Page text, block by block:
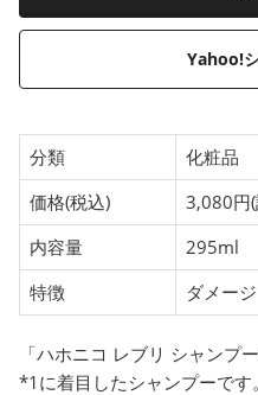
Yahoo!
分類
化粧品
価格(税込)
3,080円
内容量
295ml
特徴
ダメー
「ハホニコ レブリ シャンプ
*1に着目したシャンプーです。